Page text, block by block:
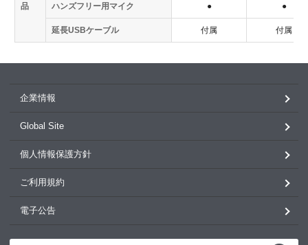
品
ハンズフリー用マイク ● ●
延長USBケーブル 付属 付属
企業情報
Global Site
個人情報保護方針
ご利用規約
電子公告